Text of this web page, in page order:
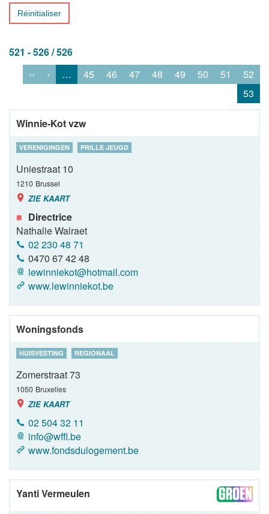
Réinitialiser
521 - 526 / 526
‹‹
‹ … 45 46 47 48 49 50 51
52
53
Winnie-Kot vzw
VERENIGINGEN PRILLE JEUGD
Uniestraat 10
1210 Brussel
ZIE KAART
Directrice
Nathalie Walraet
02 230 48 71
0470 67 42 48
lewinniekot@hotmail.com
www.lewinniekot.be
Woningsfonds
HUISVESTING REGIONAAL
Zomerstraat 73
1050 Bruxelles
ZIE KAART
02 504 32 11
info@wffl.be
www.fondsdulogement.be
Yanti Vermeulen